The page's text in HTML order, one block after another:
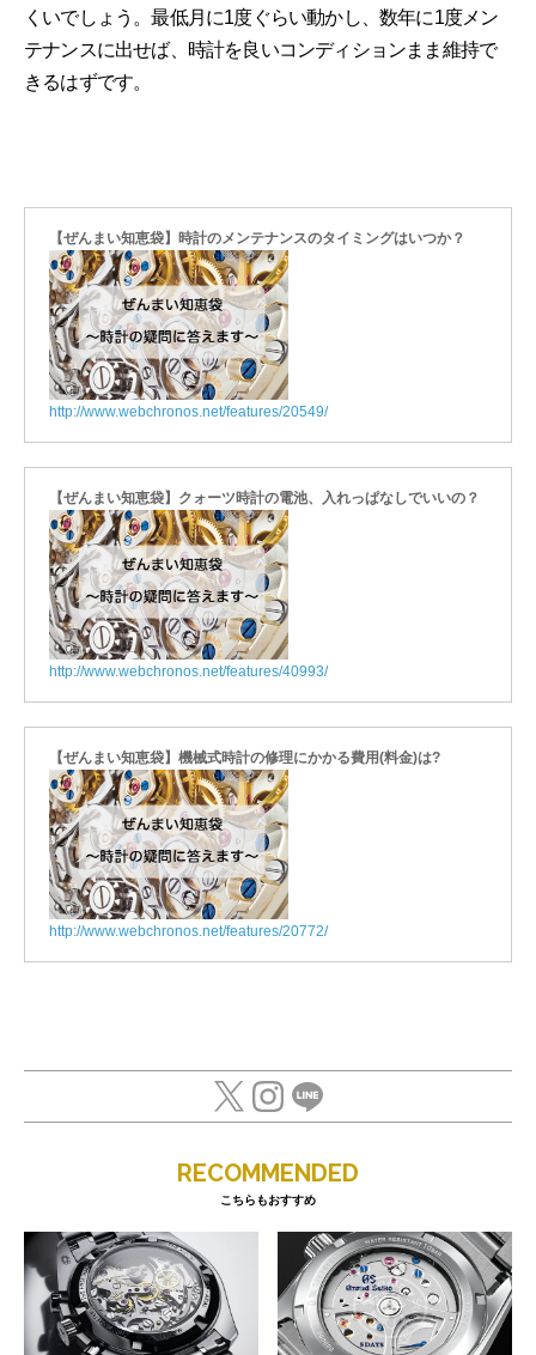
くいでしょう。最低月に1度ぐらい動かし、数年に1度メン
テナンスに出せば、時計を良いコンディションまま維持で
きるはずです。
【ぜんまい知恵袋】時計のメンテナンスのタイミングはいつか？
http://www.webchronos.net/features/20549/
【ぜんまい知恵袋】クォーツ時計の電池、入れっぱなしでいいの？
http://www.webchronos.net/features/40993/
【ぜんまい知恵袋】機械式時計の修理にかかる費用(料金)は?
http://www.webchronos.net/features/20772/
RECOMMENDED
こちらもおすすめ